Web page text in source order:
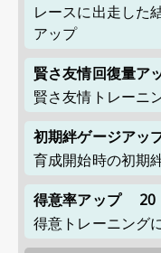
レースに出走した
アップ
賢さ友情回復量ア
賢さ友情トレーニ
初期絆ゲージアッ
育成開始時の初期
得意率アップ
20
得意トレーニング